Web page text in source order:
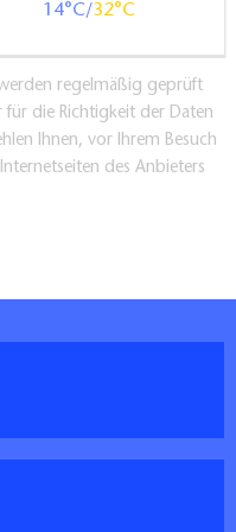
(Personal steht
mit dessen Hilfe ein
Saal und WC
auch die Rampe am
als Eingang
nicht teilweise auf eine
14 32
regelmäßig geprüft
die Richtigkeit der Daten
Ihnen, vor Ihrem Besuch
des Anbieters